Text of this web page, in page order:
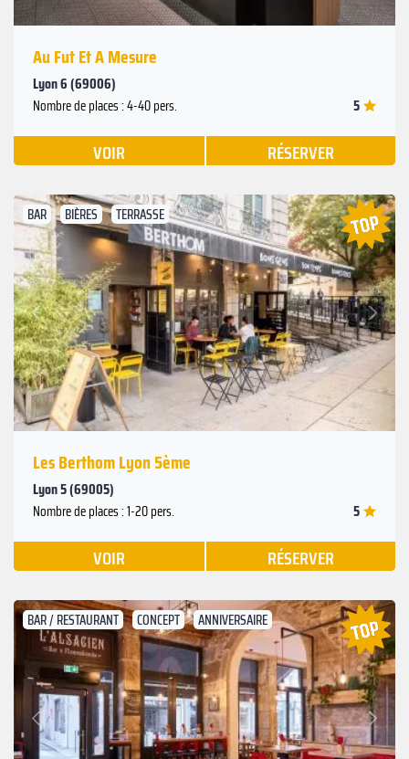
Au Fut Et A Mesure
Lyon 6 (69006)
Nombre de places : 4-40 pers. 5
VOIR RÉSERVER
BAR BIÈRES TERRASSE
Précédent
Suivant
Les Berthom Lyon 5ème
Lyon 5 (69005)
Nombre de places : 1-20 pers. 5
VOIR RÉSERVER
BAR / RESTAURANT CONCEPT ANNIVERSAIRE
Précédent
Suivant